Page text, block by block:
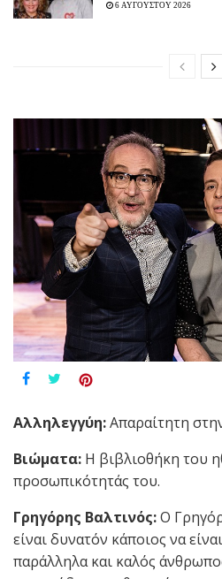
6 ΑΥΓΟΥΣΤΟΥ 2026
Αλληλεγγύη:Απαραίτητη
Βιώματα: Η βιβλιοθήκη του
προσωπικότητάς του.
Γρηγόρης Βαλτινός:Ο
είναι δυνατόν κάποιος να
παράλληλα και καλός